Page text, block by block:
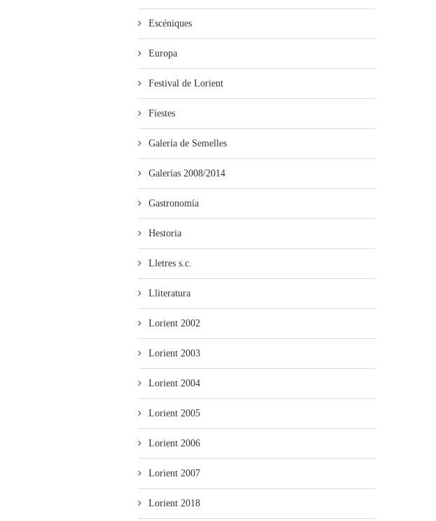
Escéniques
Europa
Festival de Lorient
Fiestes
Galería de Semelles
Galerías 2008/2014
Gastronomía
Hestoria
Lletres s.c.
Lliteratura
Lorient 2002
Lorient 2003
Lorient 2004
Lorient 2005
Lorient 2006
Lorient 2007
Lorient 2018